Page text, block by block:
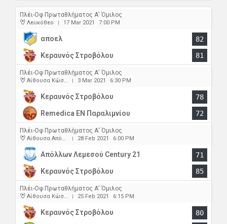
Πλέι-Οφ Πρωταθλήματος Α' Όμιλος
Λευκόθεο 17 Mar 2021 7:00 PM
αποελ
82
Κεραυνός Στροβόλου
81
Πλέι-Οφ Πρωταθλήματος Α' Όμιλος
Αίθουσα Κώστας Παπαέλληνας 3 Mar 2021 6:30 PM
Κεραυνός Στροβόλου
78
Remedica ΕΝ Παραλιμνίου
72
Πλέι-Οφ Πρωταθλήματος Α' Όμιλος
Αίθουσα Απόλλωνα 28 Feb 2021 6:00 PM
Απόλλων Λεμεσού Century 21
71
Κεραυνός Στροβόλου
85
Πλέι-Οφ Πρωταθλήματος Α' Όμιλος
Αίθουσα Κώστας Παπαέλληνας 25 Feb 2021 6:15 PM
Κεραυνός Στροβόλου
80